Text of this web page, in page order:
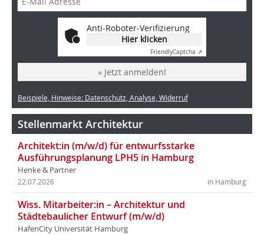
Anti-Roboter-Verifizierung
Hier klicken
FriendlyCaptcha ⇗
» Jetzt anmelden!
Beispiele, Hinweise: Datenschutz, Analyse, Widerruf
Stellenmarkt Architektur
Architekt:in (m/w/d) für entwurfsstarke
Ausführungsplanung LPH5 in Hamburg
Henke & Partner
in Hamburg
22.07.2026
Wiss. Mitarbeiter:in – Architektur und
Städtebaulicher Entwurf (m/w/d)
HafenCity Universität Hamburg